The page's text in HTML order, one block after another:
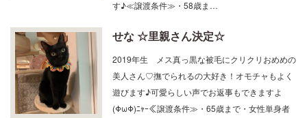
す♪≪譲渡条件≫・58歳ま…
せな ☆里親さん決定☆
2019年生 メス真っ黒な被毛にクリクリおめめの
美人さん♡撫でられるの大好き！オモチャもよく
遊びます♪可愛らしい声でお返事もできますよ
(ΦωΦ)ﾆｬｰ≪譲渡条件≫・65歳まで・女性単身者